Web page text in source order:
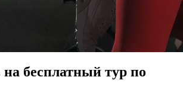
бесплатный тур по